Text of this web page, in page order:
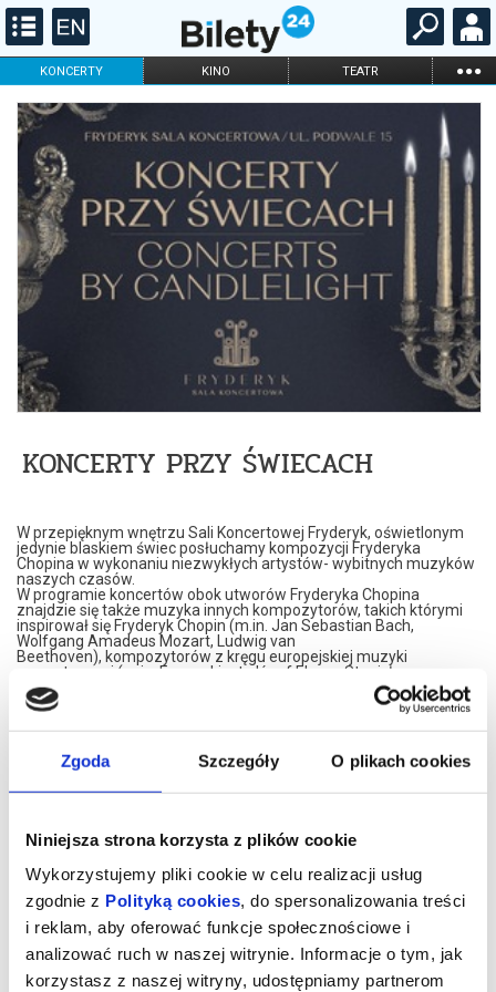
Zgoda Szczegóły O plikach cookies
Niniejsza strona korzysta z plików cookie
Wykorzystujemy pliki cookie w celu realizacji usług
zgodnie z Polityką cookies, do spersonalizowania treści
i reklam, aby oferować funkcje społecznościowe i
analizować ruch w naszej witrynie. Informacje o tym, jak
korzystasz z naszej witryny, udostępniamy partnerom
KONCERTY KINO TEATR ...
FILHARMONIA OPERA I BALET
DLA DZIECI
ONLINE KARNETY
KONCERTY PRZY ŚWIECACH
W przepięknym wnętrzu Sali Koncertowej Fryderyk, oświetlonym
jedynie blaskiem świec posłuchamy kompozycji Fryderyka
Chopina w wykonaniu niezwykłych artystów- wybitnych muzyków
naszych czasów.
W programie koncertów obok utworów Fryderyka Chopina
znajdzie się także muzyka innych kompozytorów, takich którymi
inspirował się Fryderyk Chopin (m.in. Jan Sebastian Bach,
Wolfgang Amadeus Mozart, Ludwig van
Beethoven), kompozytorów z kręgu europejskiej muzyki
romantycznej (m.in. Ferenc Liszt, Józef Elsner, Stanisław
Moniuszko), a także twórców późniejszych.
Koncerty są dwuczęściowym recitalami trwającymi ok. 60
minut, opartymi na popularnej w XIX wieku idei salonowych
spotkań muzycznych.
W przerwie koncertu poczęstujemy Państwa lampką wina
musującego.
Prosimy o przybycie 15 minut przed koncertem.
wydarzenia, gwarantujemy automatyczny zwrot środków
potwierdzony komunikatem wysyłanym na adres e-mail, podany
podczas zakupu.